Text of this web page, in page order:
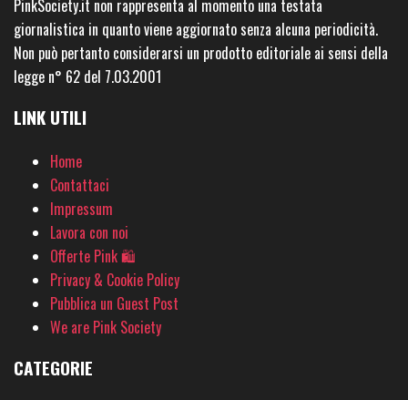
PinkSociety.it non rappresenta al momento una testata
giornalistica in quanto viene aggiornato senza alcuna periodicità.
Non può pertanto considerarsi un prodotto editoriale ai sensi della
legge n° 62 del 7.03.2001
LINK UTILI
Home
Contattaci
Impressum
Lavora con noi
Offerte Pink 🛍
Privacy & Cookie Policy
Pubblica un Guest Post
We are Pink Society
CATEGORIE